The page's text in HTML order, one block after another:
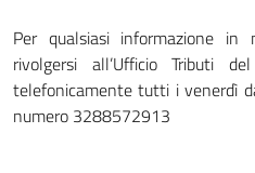
Per qualsiasi informazione
rivolgersi all’Ufficio Tributi
telefonicamente tutti i venerdì
numero 3288572913